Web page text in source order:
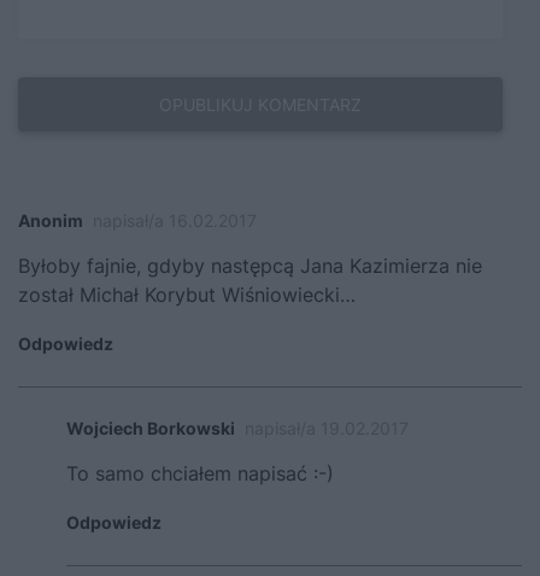
Anonim
Byłoby fajnie, gdyby następcą Jana Kazimierza nie
został Michał Korybut Wiśniowiecki…
Odpowiedz
Wojciech Borkowski
To samo chciałem napisać :-)
Odpowiedz